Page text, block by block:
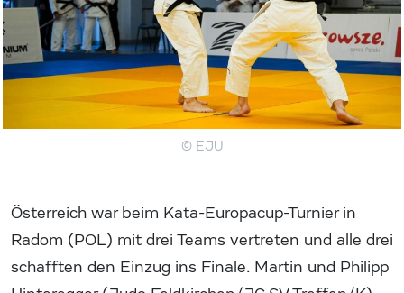
© EJU
Österreich war beim Kata-Europacup-Turnier in
Radom (POL) mit drei Teams vertreten und alle drei
schafften den Einzug ins Finale. Martin und Philipp